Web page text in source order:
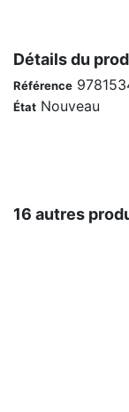
Détails du
Référence
État Nouveau
16 autres